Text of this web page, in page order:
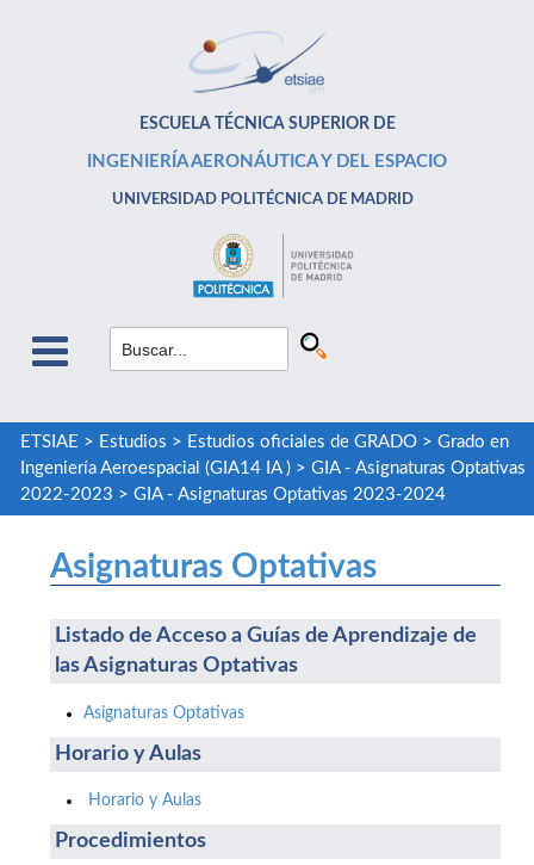
ESCUELA TÉCNICA SUPERIOR DE
INGENIERÍA AERONÁUTICA Y DEL ESPACIO
UNIVERSIDAD POLITÉCNICA DE MADRID
ETSIAE > Estudios > Estudios oficiales de GRADO> Grado en
Ingeniería Aeroespacial (GIA14 IA )> GIA - Asignaturas Optativas
2022-2023 > GIA - Asignaturas Optativas 2023-2024
Asignaturas Optativas
Listado de Acceso a Guías de Aprendizaje de
las Asignaturas Optativas
Asignaturas Optativas
Horario y Aulas
Horario y Aulas
Procedimientos